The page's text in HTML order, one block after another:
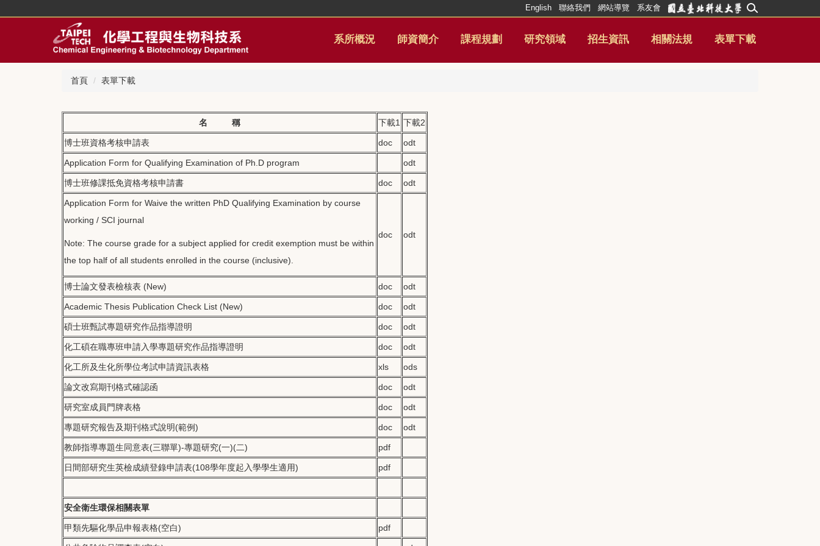
系所概況 師資簡介 課程規劃 研究領域 招生資訊 相關法規 表單下載
English 聯絡我們 網站導覽 系友會
首頁 表單下載
名 稱 下載1 下載2
博士班資格考核申請表 doc odt
Application Form for Qualifying Examination of Ph.D program odt
博士班修課抵免資格考核申請書 doc odt
Application Form for Waive the written PhD Qualifying Examination by course
working / SCI journal
Note: The course grade for a subject applied for credit exemption must be within
the top half of all students enrolled in the course (inclusive).
doc odt
博士論文發表檢核表 (New) doc odt
Academic Thesis Publication Check List (New) doc odt
碩士班甄試專題研究作品指導證明 doc odt
化工碩在職專班申請入學專題研究作品指導證明 doc odt
化工所及生化所學位考試申請資訊表格 xls ods
論文改寫期刊格式確認函 doc odt
研究室成員門牌表格 doc odt
專題研究報告及期刊格式說明(範例) doc odt
教師指導專題生同意表(三聯單)-專題研究(一)(二) pdf
日間部研究生英檢成績登錄申請表(108學年度起入學學生適用) pdf
安全衛生環保相關表單
甲類先驅化學品申報表格(空白) pdf